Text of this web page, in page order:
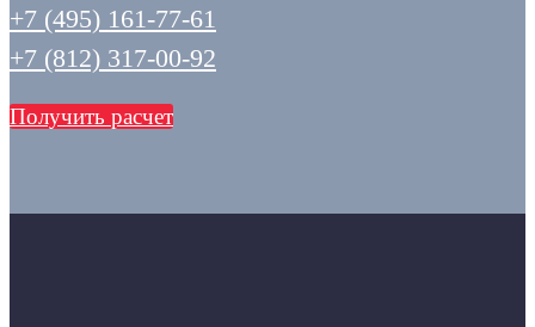
+7 (495) 161-77-61
+7 (812) 317-00-92
Получить расчет